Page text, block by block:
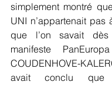
simplement montré
UNI n’appartenait pas
que l’on savait
manifeste
COUDENHOVE-
avait conclu que